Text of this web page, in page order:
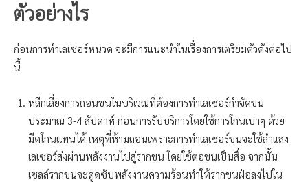
ตัวอย่างไร
ก่อนการทำเลเซอร์หนวด จะมีการแนะนำในเรื่องการเตรียมตัวดังต่อไป
นี้
หลีกเลี่ยงการถอนขนในบริเวณที่ต้องการทำเลเซอร์กำจัดขน
ประมาณ 3-4 สัปดาห์ ก่อนการรับบริการโดยใช้การโกนเบาๆ ด้วย
มีดโกนแทนได้ เหตุที่ห้ามถอนเพราะการทำเลเซอร์ขนจะใช้ลำแสง
เลเซอร์ส่งผ่านพลังงานไปสู่รากขน โดยใช้ตอขนเป็นสื่อ จากนั้น
เซลล์รากขนจะดูดซับพลังงานความร้อนทำให้รากขนฝ่อลงไปใน